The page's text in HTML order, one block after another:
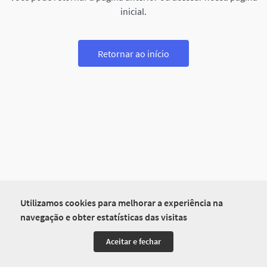
Utilizamos cookies para melhorar a experiência na
navegação e obter estatísticas das visitas
Aceitar e fechar
inicial.
Retornar ao início